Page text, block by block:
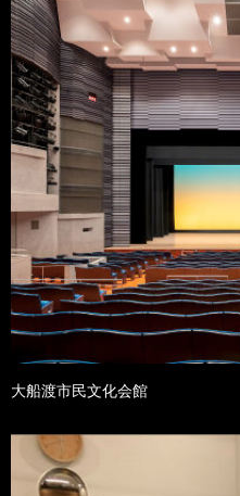
大船渡市民文化会館